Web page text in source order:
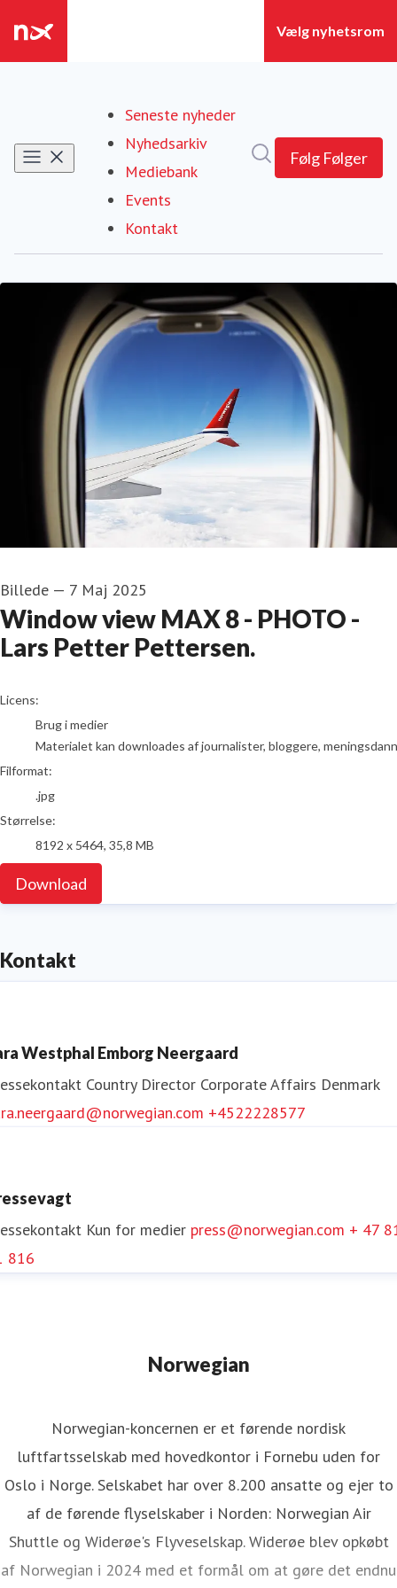
Seneste nyheder
Nyhedsarkiv
Mediebank
Events
Kontakt
Følg Følger
Billede — 7 Maj 2025
Window view MAX 8 - PHOTO -
Lars Petter Pettersen.
go to media item
Licens:
Brug i medier
Materialet kan downloades af journalister, bloggere,
Filformat:
.jpg
Størrelse:
8192 x 5464, 35,8 MB
Download
Kontakt
Westphal Emborg Neergaard
Country Director Corporate Affairs Denmark
+4522228577
Kun for medier press@norwegian.com + 47
816
Norwegian
Norwegian-koncernen er et førende nordisk
luftfartsselskab med hovedkontor i Fornebu uden for
Oslo i Norge. Selskabet har over 8.200 ansatte og ejer to
af de førende flyselskaber i Norden: Norwegian Air
Shuttle og Widerøe's Flyveselskap. Widerøe blev opkøbt
af Norwegian i 2024 med et formål om at gøre det endnu